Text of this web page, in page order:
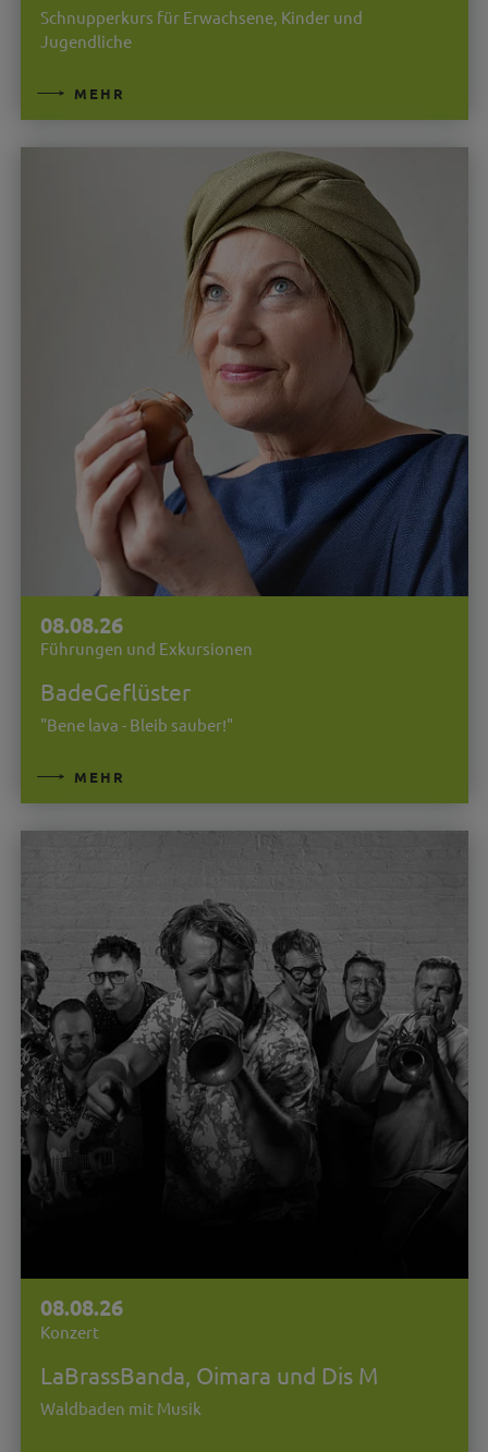
Schnupperkurs für Erwachsene, Kinder und
Jugendliche
MEHR
08.08.26
Führungen und Exkursionen
BadeGeflüster
"Bene lava - Bleib sauber!"
MEHR
08.08.26
Konzert
LaBrassBanda, Oimara und Dis M
Waldbaden mit Musik